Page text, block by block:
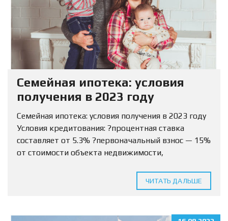
Семейная ипотека: условия
получения в 2023 году
Семейная ипотека: условия получения в 2023 году
Условия кредитования: ?процентная ставка
составляет от 5.3% ?первоначальный взнос — 15%
от стоимости объекта недвижимости,
кредитования определяется для МО и ЛО — 12
ЧИТАТЬ ДАЛЬШЕ